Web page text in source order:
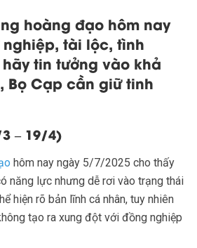
hoàng đạo hôm nay
tài lộc, tình
tin tưởng vào khả
Bọ Cạp cần giữ tinh
– 19/4)
hôm nay ngày 5/7/2025 cho thấy
năng lực nhưng dễ rơi vào trạng thái
hiện rõ bản lĩnh cá nhân, tuy nhiên
tạo ra xung đột với đồng nghiệp